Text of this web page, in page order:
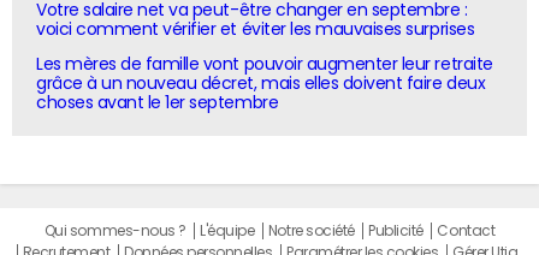
Votre salaire net va peut-être changer en septembre :
voici comment vérifier et éviter les mauvaises surprises
Les mères de famille vont pouvoir augmenter leur retraite
grâce à un nouveau décret, mais elles doivent faire deux
choses avant le 1er septembre
Qui sommes-nous ? L'équipe Notre société Publicité
Contact